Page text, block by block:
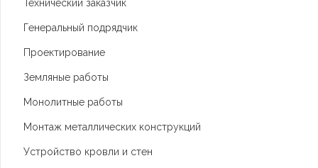
Технический заказчик
Генеральный подрядчик
Проектирование
Земляные работы
Монолитные работы
Монтаж металлических конструкций
Устройство кровли и стен